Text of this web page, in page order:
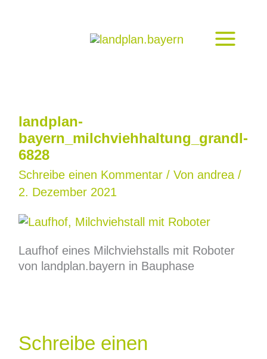
landplan-
bayern_milchviehhaltung_grandl-
6828
Schreibe einen Kommentar / Von andrea /
2. Dezember 2021
Laufhof eines Milchviehstalls mit Roboter
von landplan.bayern in Bauphase
Schreibe einen